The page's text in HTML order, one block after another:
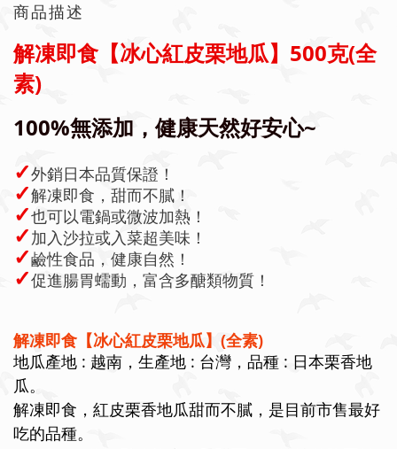
商品描述
解凍即食【冰心紅皮栗地瓜】500克(全
素)
100%無添加，健康天然好安心~
✓外銷日本品質保證！
✓解凍即食，甜而不膩！
✓也可以電鍋或微波加熱！
✓加入沙拉或入菜超美味！
✓鹼性食品，健康自然！
✓促進腸胃蠕動，富含多醣類物質！
解凍即食【冰心紅皮栗地瓜】(全素)
地瓜產地 : 越南，生產地 : 台灣，品種 : 日本栗香地
瓜。
解凍即食，紅皮栗香地瓜甜而不膩，是目前市售最好
吃的品種。